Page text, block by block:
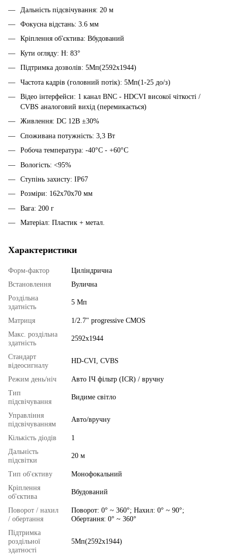
Дальність підсвічування: 20 м
Фокусна відстань: 3.6 мм
Кріплення об'єктива: Вбудований
Кути огляду: H: 83°
Підтримка дозволів: 5Мп(2592x1944)
Частота кадрів (головний потік): 5Мп(1-25 до/з)
Відео інтерфейси: 1 канал BNC - HDCVI високої чіткості /
CVBS аналоговий вихід (перемикається)
Живлення: DC 12В ±30%
Споживана потужність: 3,3 Вт
Робоча температура: -40°C - +60°C
Вологість: <95%
Ступінь захисту: IP67
Розміри: 162х70х70 мм
Вага: 200 г
Матеріал: Пластик + метал.
Характеристики
Форм-фактор
Циліндрична
Встановлення
Вулична
Роздільна
здатність
5 Мп
Матриця
1/2.7" progressive CMOS
Макс. роздільна
здатність
2592x1944
Стандарт
відеосигналу
HD-CVI, CVBS
Режим день/ніч
Авто ІЧ фільтр (ICR) / вручну
Тип
підсвічування
Видиме світло
Управління
підсвічуванням
Авто/вручну
Кількість діодів
1
Дальність
підсвітки
20 м
Тип об'єктиву
Монофокальний
Кріплення
об'єктива
Вбудований
Поворот / нахил
/ обертання
Поворот: 0° ~ 360°; Нахил: 0° ~ 90°;
Обертання: 0° ~ 360°
Підтримка
роздільної
здатності
5Мп(2592x1944)